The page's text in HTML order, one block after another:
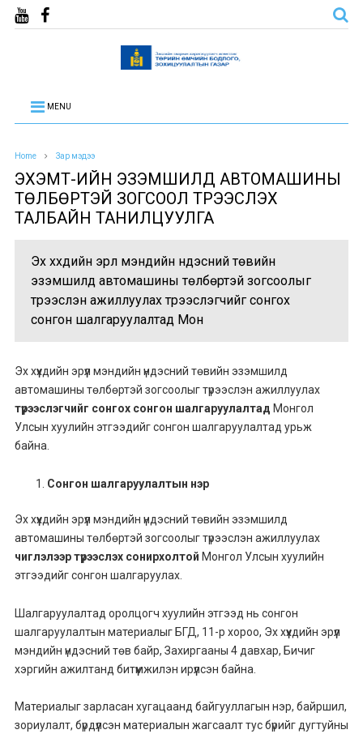
MENU
Home Зар мэдээ
ЭХЭМҮТ-ИЙН ЭЗЭМШИЛД АВТОМАШИНЫ
ТӨЛБӨРТЭЙ ЗОГСООЛ ТҮРЭЭСЛЭХ
ТАЛБАЙН ТАНИЛЦУУЛГА
Эх хүүхдийн эрүүл мэндийн үндэсний төвийн
эзэмшилд автомашины төлбөртэй зогсоолыг
түрээслэн ажиллуулах түрээслэгчийг сонгох
сонгон шалгаруулалтад Мон
Эх хүүхдийн эрүүл мэндийн үндэсний төвийн эзэмшилд
автомашины төлбөртэй зогсоолыг түрээслэн ажиллуулах
түрээслэгчийг сонгох сонгон шалгаруулалтад Монгол
Улсын хуулийн этгээдийг сонгон шалгаруулалтад урьж
байна.
Сонгон шалгаруулалтын нэр
Эх хүүхдийн эрүүл мэндийн үндэсний төвийн эзэмшилд
автомашины төлбөртэй зогсоолыг түрээслэн ажиллуулах
чиглэлээр түрээслэх сонирхолтой Монгол Улсын хуулийн
этгээдийг сонгон шалгаруулах.
Шалгаруулалтад оролцогч хуулийн этгээд нь сонгон
шалгаруулалтын материалыг БГД, 11-р хороо, Эх хүүхдийн эрүүл
мэндийн үндэсний төв байр, Захиргааны 4 давхар, Бичиг
хэргийн ажилтанд битүүмжилэн ирүүлсэн байна.
Материалыг зарласан хугацаанд байгууллагын нэр, байршил,
зориулалт, бүрдүүлсэн материалын жагсаалт тус бүрийг дугтуйны